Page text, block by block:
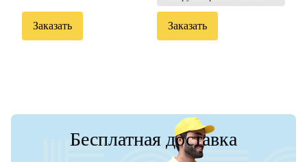
Заказать Заказать
Бесплатная доставка